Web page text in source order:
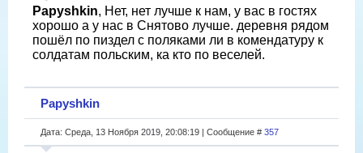
Papyshkin, Нет, нет лучше к нам, у вас в гостях
хорошо а у нас в Снятово лучше. деревня рядом
пошёл по пиздел с поляками ли в комендатуру к
солдатам польским, ка кто по веселей.
Papyshkin
Дата: Среда, 13 Ноября 2019, 20:08:19 | Сообщение # 357